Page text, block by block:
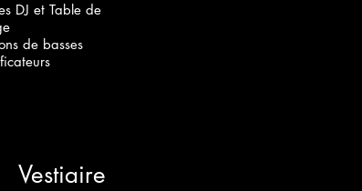
DJ et Table de
de basses
Vestiaire